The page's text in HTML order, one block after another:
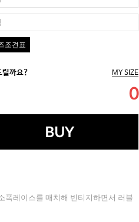
조견표
릴까요? MY SIZE
0
BUY
폭레이스를 매치해 빈티지하면서 러블